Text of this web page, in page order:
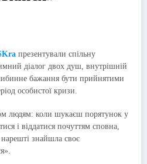
презентували спільну
діалог двох душ, внутрішній
бажання бути прийнятими
особистої кризи.
людям: коли шукаєш порятунок у
і віддатися почуттям сповна,
знайшла своє